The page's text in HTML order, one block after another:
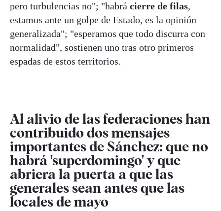
pero turbulencias no"; "habrá cierre de filas,
estamos ante un golpe de Estado, es la opinión
generalizada"; "esperamos que todo discurra con
normalidad", sostienen uno tras otro primeros
espadas de estos territorios.
Al alivio de las federaciones han
contribuido dos mensajes
importantes de Sánchez: que no
habrá 'superdomingo' y que
abriera la puerta a que las
generales sean antes que las
locales de mayo